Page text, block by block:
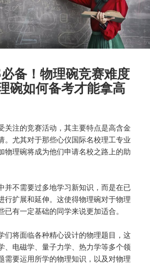
备！物理碗竞赛难度
碗如何备考才能拿高
关注的竞赛活动，其主要特点是高含金
。尤其对于那些心仪国际名校理工专业
物理碗将成为他们申请名校之路上的助
并不需要过多地学习新知识，而是在已
行扩展和延伸。这使得物理碗对于物理
已有一定基础的同学来说更加适合。
们将面临各种精心设计的物理题目，这
、电磁学、量子力学、热力学等多个领
需要运用所学的物理知识，以及对物理